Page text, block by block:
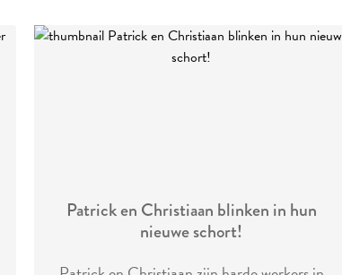
Patrick en Christiaan blinken in hun
nieuwe schort!